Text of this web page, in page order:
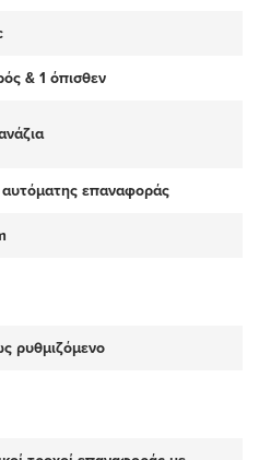
& 1 όπισθεν
αυτόματης επαναφοράς
ρυθμιζόμενο